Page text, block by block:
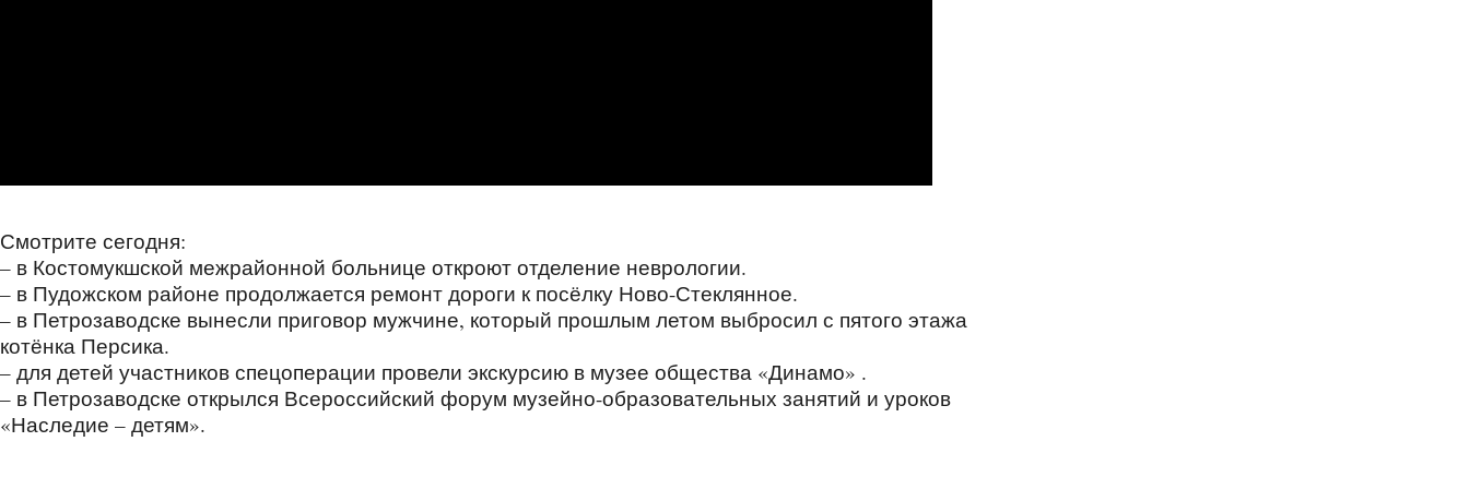
Смотрите сегодня:
– в Костомукшской межрайонной больнице откроют отделение неврологии.
– в Пудожском районе продолжается ремонт дороги к посёлку Ново-Стеклянное.
– в Петрозаводске вынесли приговор мужчине, который прошлым летом выбросил с пятого этажа
котёнка Персика.
– для детей участников спецоперации провели экскурсию в музее общества «Динамо» .
– в Петрозаводске открылся Всероссийский форум музейно-образовательных занятий и уроков
«Наследие – детям».